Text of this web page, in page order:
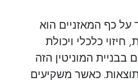
כף המאזניים הוא
חיזוי כלכלי ויכולת
בבניית המוניטין הזה
כאשר משקיעים